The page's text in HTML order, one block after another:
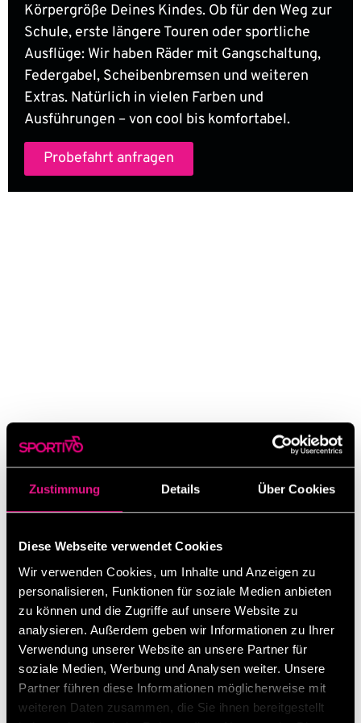
Zustimmung Details Über Cookies
Diese Webseite verwendet Cookies
Wir verwenden Cookies, um Inhalte und Anzeigen zu
personalisieren, Funktionen für soziale Medien anbieten
zu können und die Zugriffe auf unsere Website zu
analysieren. Außerdem geben wir Informationen zu Ihrer
Verwendung unserer Website an unsere Partner für
soziale Medien, Werbung und Analysen weiter. Unsere
Partner führen diese Informationen möglicherweise mit
weiteren Daten zusammen, die Sie ihnen bereitgestellt
Körpergröße Deines Kindes. Ob für den Weg zur
Schule, erste längere Touren oder sportliche
Ausflüge: Wir haben Räder mit Gangschaltung,
Federgabel, Scheibenbremsen und weiteren
Extras. Natürlich in vielen Farben und
Ausführungen – von cool bis komfortabel.
Probefahrt anfragen
JETZT BERATUNGSTERMIN
VEREINBAREN UND DAS PERFEKTE
KINDERBIKE FINDEN – BEI SPORTIVO
IN SINDELFINGEN.
WIR FREUEN UNS AUF EUCH!
Beratungstermin buchen